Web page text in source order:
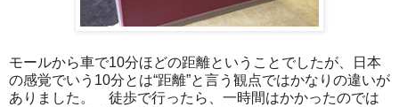
モールから車で10分ほどの距離ということでしたが、日本
の感覚でいう10分とは“距離”と言う観点ではかなりの違いが
ありました。 徒歩で行ったら、一時間はかかったのでは